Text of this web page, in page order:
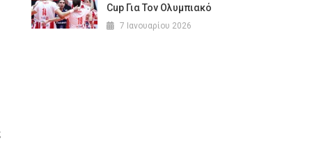
Cup Για Τον Ολυμπιακό
7 Ιανουαρίου 2026